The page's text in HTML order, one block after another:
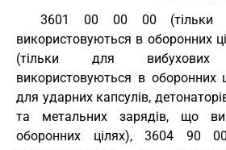
3601 00 00 00 (тільки
використовуються в оборонних
(тільки для
використовуються в оборонних
для ударних капсулів,
та метальних зарядів, що
оборонних цілях), 3604 90